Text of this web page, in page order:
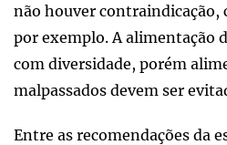
não houver contraindicação,
por exemplo. A alimentação
com diversidade, porém
malpassados devem ser
Entre as recomendações da